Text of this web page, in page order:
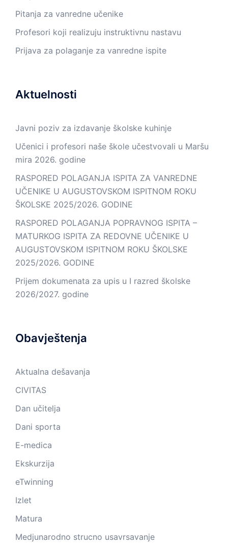
Pitanja za vanredne učenike
Profesori koji realizuju instruktivnu nastavu
Prijava za polaganje za vanredne ispite
Aktuelnosti
Javni poziv za izdavanje školske kuhinje
Učenici i profesori naše škole učestvovali u Maršu
mira 2026. godine
RASPORED POLAGANJA ISPITA ZA VANREDNE
UČENIKE U AUGUSTOVSKOM ISPITNOM ROKU
ŠKOLSKE 2025/2026. GODINE
RASPORED POLAGANJA POPRAVNOG ISPITA –
MATURKOG ISPITA ZA REDOVNE UČENIKE U
AUGUSTOVSKOM ISPITNOM ROKU ŠKOLSKE
2025/2026. GODINE
Prijem dokumenata za upis u I razred školske
2026/2027. godine
Obavještenja
Aktualna dešavanja
CIVITAS
Dan učitelja
Dani sporta
E-medica
Ekskurzija
eTwinning
Izlet
Matura
Medjunarodno strucno usavrsavanje